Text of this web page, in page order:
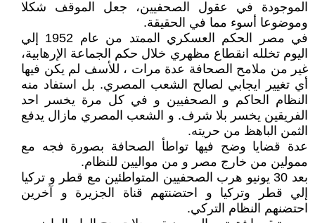
الموجودة في عقول الصحفيين، جعل الموقف شكلا
وموضوعا أسوء مما في الحقيقة.
في مصر الحكم العسكري الممتد من عام 1952 إلي
اليوم تخلله انقطاع مظهري خلال حكم الجماعة الإرهابية،
غير من ملامح الصحافة عدة مرات ، للأسف لم يكن فيها
أي تغيير ايجابي لصالح الشعب المصري. بل استفاد منه
النظام الحاكم و الصحفيين و في كل مرة يخسر احد
الفريقين يخسر بلا شرف. و الشعب المصري مازال يدفع
الثمن الباهظ من حريته.
عدة قضايا وضح فيها تواطأ الصحافة بصورة فجه مع
ممولين من خارج مصر و من مواليين للنظام.
بعد 30 يونيو هرب الصحفيين المتواطئين مع قطر و تركيا
إلي قطر وتركيا و احتضنتهم قناة الجزيرة و آخرين
احتضنهم النظام التركي.